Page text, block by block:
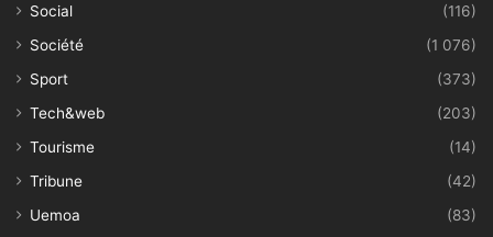
Social
(116)
Société
(1 076)
Sport
(373)
Tech&web
(203)
Tourisme
(14)
Tribune
(42)
Uemoa
(83)